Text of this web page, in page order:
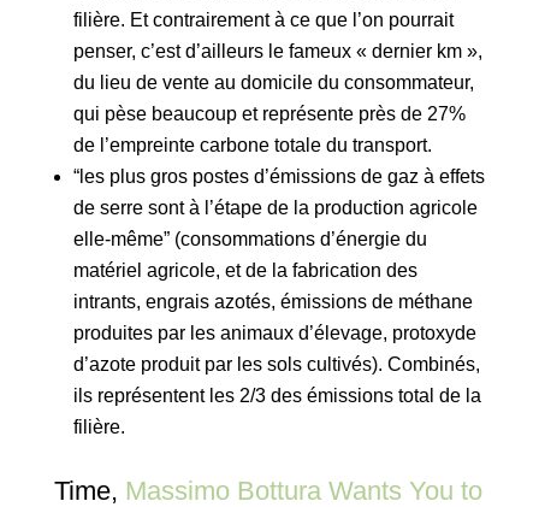
filière. Et contrairement à ce que l’on pourrait
penser, c’est d’ailleurs le fameux « dernier km »,
du lieu de vente au domicile du consommateur,
qui pèse beaucoup et représente près de 27%
de l’empreinte carbone totale du transport.
“les plus gros postes d’émissions de gaz à effets
de serre sont à l’étape de la production agricole
elle-même” (consommations d’énergie du
matériel agricole, et de la fabrication des
intrants, engrais azotés, émissions de méthane
produites par les animaux d’élevage, protoxyde
d’azote produit par les sols cultivés). Combinés,
ils représentent les 2/3 des émissions total de la
filière.
Time, Massimo Bottura Wants You to